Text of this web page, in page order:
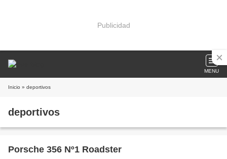
Publicidad
MENU
Inicio » deportivos
deportivos
Porsche 356 Nº1 Roadster